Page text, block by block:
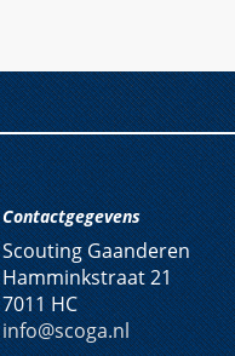
Contactgegevens
Scouting Gaanderen
Hamminkstraat 21
7011 HC
info@scoga.nl